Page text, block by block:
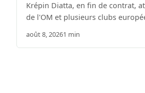
Krépin Diatta, en fin de contrat,
de l'OM et plusieurs clubs
août 8, 20261 min